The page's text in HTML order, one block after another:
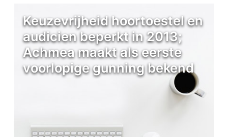
Keuzevrijheid hoortoestel en
audicien beperkt in 2013;
Achmea maakt als eerste
voorlopige gunning bekend